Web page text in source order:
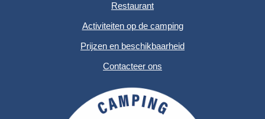
Restaurant
Activiteiten op de camping
Prijzen en beschikbaarheid
Contacteer ons